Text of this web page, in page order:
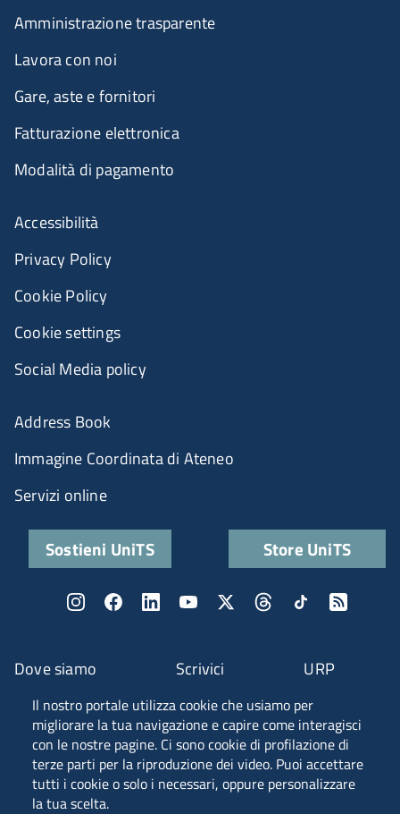
Il nostro portale utilizza cookie che usiamo per
migliorare la tua navigazione e capire come interagisci
con le nostre pagine. Ci sono cookie di profilazione di
terze parti per la riproduzione dei video. Puoi accettare
tutti i cookie o solo i necessari, oppure personalizzare
la tua scelta.
Piazzale Europa, 1 - 34127 - Trieste, Italia -
Fascia A ANVUR
Dove siamo Scrivici URP
Amministrazione trasparente
Lavora con noi
Gare, aste e fornitori
Fatturazione elettronica
Modalità di pagamento
Accessibilità
Privacy Policy
Cookie Policy
Cookie settings
Social Media policy
Address Book
Immagine Coordinata di Ateneo
Servizi online
Sostieni UniTS Store UniTS